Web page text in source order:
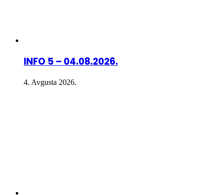
INFO 5 – 04.08.2026.
4. Avgusta 2026.